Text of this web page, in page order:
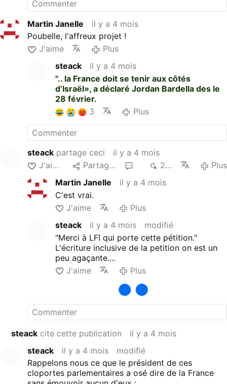
voter contre ce projet de loi
liberticide appuyant une
politique colonialiste et
génocidaire contre les
Palestiniens."
Joe Kent, interviewé dans la
vidéo, est l'ancien directeur
du Centre national de lutte
contre le terrorisme des
États-Unis. Il a démissionné
de ses fonctions fédérales
quand son président
Martin Janelle
il y a 4 mois
Poubelle, l'affreux projet !
J'aime
Plus
steack
il y a 4 mois
".. la France doit se tenir aux côtés
d’Israël», a déclaré Jordan Bardella des le
28 février.
3
Plus
steack partage ceci
il y a 4 mois
J'aime
Partager 2 k
Plus
Martin Janelle
il y a 4 mois
C'est vrai.
J'aime
Plus
steack
il y a 4 mois
modifié
"Merci à LFI qui porte cette pétition."
L'écriture inclusive de la petition on est un
peu agaçante....
J'aime
Plus
steack cite cette publication
il y a 4 mois
steack
il y a 4 mois
modifié
Rappelons nous ce que le président de ces
cloportes parlementaires a osé dire de la France